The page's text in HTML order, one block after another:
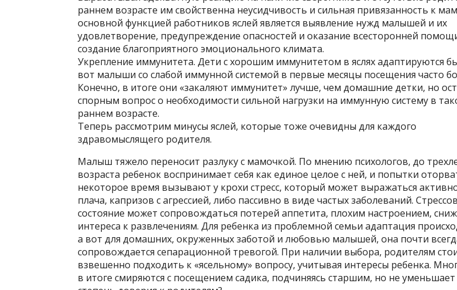
раннем возрасте им свойственна неусидчивость и сильная привязанность к
основной функцией работников яслей является выявление нужд малышей и их
удовлетворение, предупреждение опасностей и оказание всесторонней
создание благоприятного эмоционального климата.
Укрепление иммунитета. Дети с хорошим иммунитетом в яслях адаптируются
вот малыши со слабой иммунной системой в первые месяцы посещения часто
Конечно, в итоге они «закаляют иммунитет» лучше, чем домашние детки, но
спорным вопрос о необходимости сильной нагрузки на иммунную систему в
раннем возрасте.
Теперь рассмотрим минусы яслей, которые тоже очевидны для каждого
здравомыслящего родителя.
Малыш тяжело переносит разлуку с мамочкой. По мнению психологов, до
возраста ребенок воспринимает себя как единое целое с ней, и попытки
некоторое время вызывают у крохи стресс, который может выражаться
плача, капризов с агрессией, либо пассивно в виде частых заболеваний.
состояние может сопровождаться потерей аппетита, плохим настроением,
интереса к развлечениям. Для ребенка из проблемной семьи адаптация
а вот для домашних, окруженных заботой и любовью малышей, она почти
сопровождается сепарационной тревогой. При наличии выбора, родителям
взвешенно подходить к «ясельному» вопросу, учитывая интересы ребенка.
в итоге смиряются с посещением садика, подчиняясь старшим, но не уменьшает